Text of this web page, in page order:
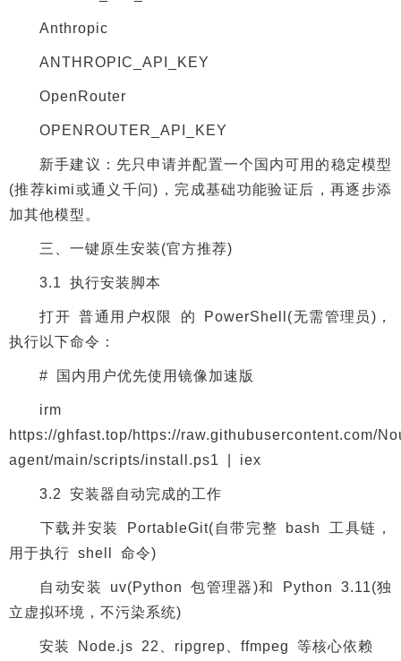
Anthropic
ANTHROPIC_API_KEY
OpenRouter
OPENROUTER_API_KEY
新手建议：先只申请并配置一个国内可用的稳定模型
(推荐kimi或通义千问)，完成基础功能验证后，再逐步添
加其他模型。
三、一键原生安装(官方推荐)
3.1 执行安装脚本
打开 普通用户权限 的 PowerShell(无需管理员)，
执行以下命令：
# 国内用户优先使用镜像加速版
irm
https://ghfast.top/https://raw.githubusercontent.com/
agent/main/scripts/install.ps1 | iex
3.2 安装器自动完成的工作
下载并安装 PortableGit(自带完整 bash 工具链，
用于执行 shell 命令)
自动安装 uv(Python 包管理器)和 Python 3.11(独
立虚拟环境，不污染系统)
安装 Node.js 22、ripgrep、ffmpeg 等核心依赖